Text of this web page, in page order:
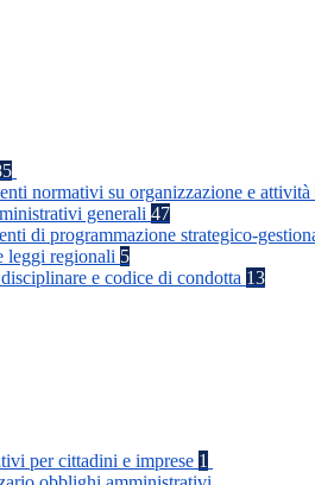
normativi su organizzazione e attività
generali 47
di programmazione strategico-
leggi regionali 5
e codice di condotta 13
per cittadini e imprese 1